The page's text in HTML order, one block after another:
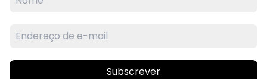
Subscrever